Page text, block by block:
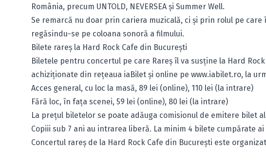
România, precum UNTOLD, NEVERSEA și Summer Well.
Se remarcă nu doar prin cariera muzicală, ci și prin rolul pe care
regăsindu-se pe coloana sonoră a filmului.
Bilete rareș la Hard Rock Cafe din București
Biletele pentru concertul pe care Rareș îl va susține la Hard
achiziționate din rețeaua iaBilet și online pe www.iabilet.ro, la
Acces general, cu loc la masă, 89 lei (online), 110 lei (la intrare)
Fără loc, în fața scenei, 59 lei (online), 80 lei (la intrare)
La prețul biletelor se poate adăuga comisionul de emitere bilet
Copiii sub 7 ani au intrarea liberă. La minim 4 bilete cumpărate ai
Concertul rareș de la Hard Rock Cafe din București este